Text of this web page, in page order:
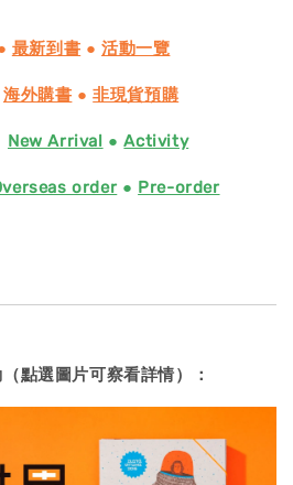
最新到書 ●活動一覽
海外購書 ●非現貨預購
New Arrival ●Activity
order● Pre-order
點選圖片可察看詳情）：